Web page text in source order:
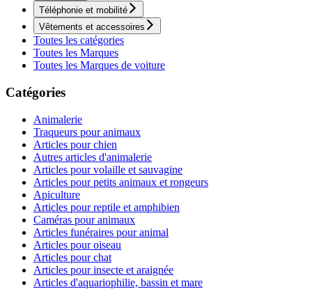
Téléphonie et mobilité
Vêtements et accessoires
Toutes les catégories
Toutes les Marques
Toutes les Marques de voiture
Catégories
Animalerie
Traqueurs pour animaux
Articles pour chien
Autres articles d'animalerie
Articles pour volaille et sauvagine
Articles pour petits animaux et rongeurs
Apiculture
Articles pour reptile et amphibien
Caméras pour animaux
Articles funéraires pour animal
Articles pour oiseau
Articles pour chat
Articles pour insecte et araignée
Articles d'aquariophilie, bassin et mare